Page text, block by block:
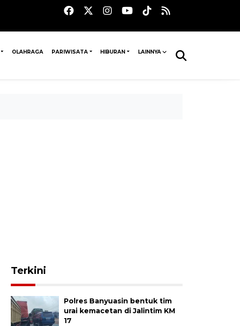
OLAHRAGA PARIWISATA HIBURAN LAINNYA
Terkini
Polres Banyuasin bentuk tim
urai kemacetan di Jalintim KM
17